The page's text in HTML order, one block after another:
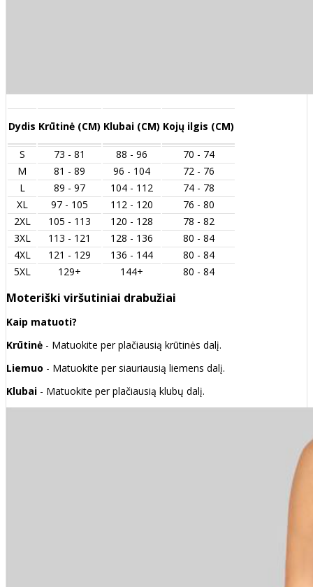
Dydis Krūtinė (CM) Klubai (CM) Kojų ilgis (CM)
S 73 - 81 88 - 96
70 - 74
M
81 - 89 96 - 104
72 - 76
L
89 - 97 104 - 112
74 - 78
XL
97 - 105 112 - 120
76 - 80
2XL
105 - 113 120 - 128
78 - 82
3XL
113 - 121 128 - 136
80 - 84
4XL
121 - 129 136 - 144
80 - 84
5XL
129+ 144+ 80 - 84
Moteriški viršutiniai drabužiai
Kaip matuoti?
Krūtinė - Matuokite per plačiausią krūtinės dalį.
Liemuo - Matuokite per siauriausią liemens dalį.
Klubai - Matuokite per plačiausią klubų dalį.